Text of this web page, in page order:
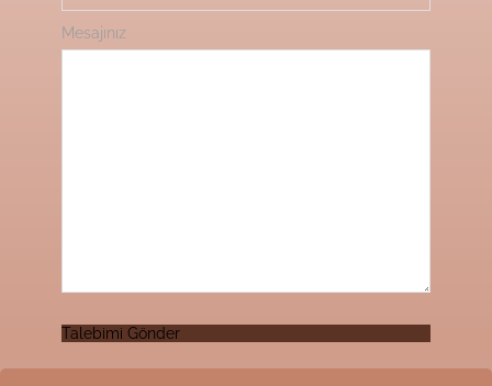
Mesajınız
Talebimi Gönder